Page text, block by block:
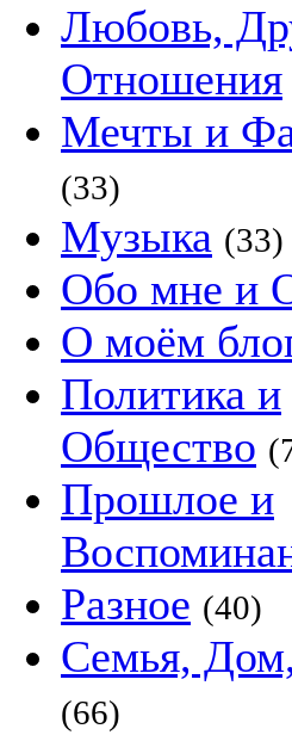
Любовь,
Отношения
Мечты и
(33)
Музыка (33)
Обо мне и
О моём
Политика и
Общество
Прошлое и
Разное (40)
Семья,
(66)